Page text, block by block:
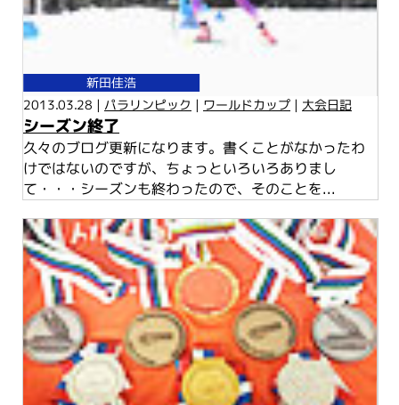
新田佳浩
2013.03.28 | パラリンピック | ワールドカップ | 大会日記
シーズン終了
久々のブログ更新になります。書くことがなかったわ
けではないのですが、ちょっといろいろありまし
て・・・シーズンも終わったので、そのことを...